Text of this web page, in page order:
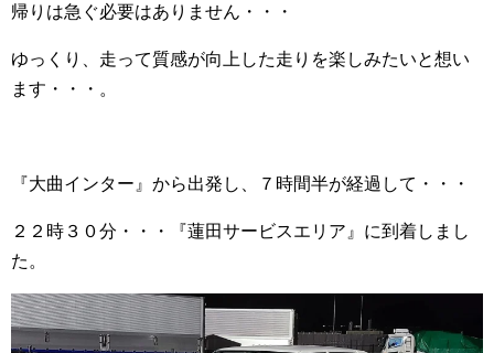
帰りは急ぐ必要はありません・・・
ゆっくり、走って質感が向上した走りを楽しみたいと想い
ます・・・。
『大曲インター』から出発し、７時間半が経過して・・・
２２時３０分・・・『蓮田サービスエリア』に到着しまし
た。